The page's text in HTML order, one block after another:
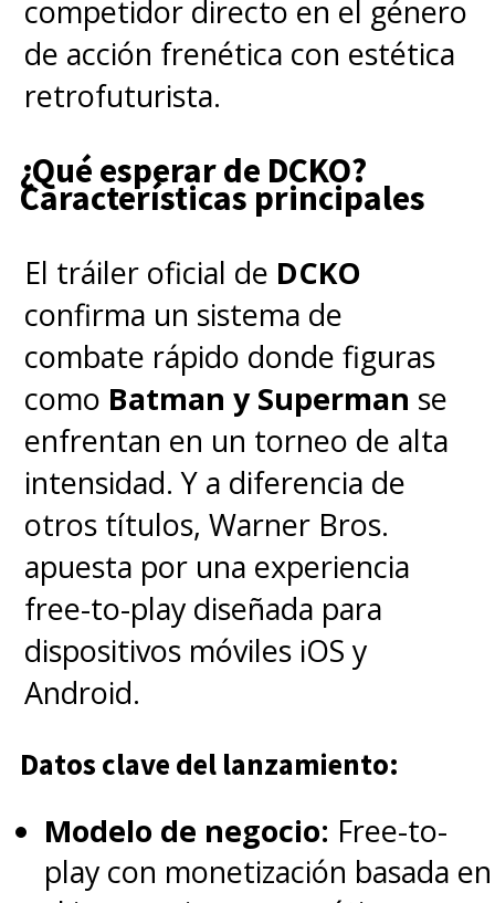
competidor directo en el género
de acción frenética con estética
retrofuturista.
¿Qué esperar de DCKO?
Características principales
El tráiler oficial de DCKO
confirma un sistema de
combate rápido donde figuras
como Batman y Superman se
enfrentan en un torneo de alta
intensidad. Y a diferencia de
otros títulos, Warner Bros.
apuesta por una experiencia
free-to-play diseñada para
dispositivos móviles iOS y
Android.
Datos clave del lanzamiento:
Modelo de negocio: Free-to-
play con monetización basada en